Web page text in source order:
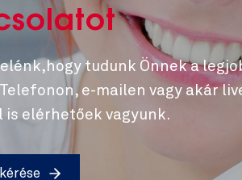
tudunk Önnek a
e-mailen vagy akár
is elérhetőek vagyunk.